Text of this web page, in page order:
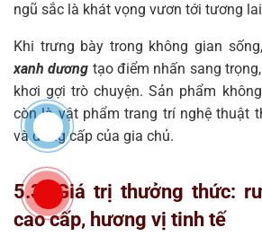
ngũ sắc là khát vọng vươn tới tương
Khi trưng bày trong không gian
xanh dương tạo điểm nhấn sang
khơi gợi trò chuyện. Sản phẩm
còn là vật phẩm trang trí nghệ thuật
và đẳng cấp của gia chủ.
5.3. Giá trị thưởng thức:
cao cấp, hương vị tinh tế